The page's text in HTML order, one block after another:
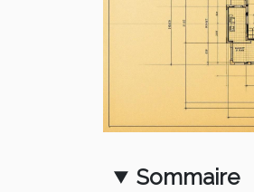
Sommaire